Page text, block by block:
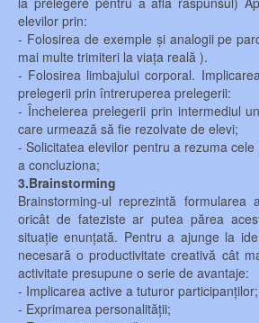
elevilor prin:
- Folosirea de exemple și analogii pe
mai multe trimiteri la viața reală ).
- Folosirea limbajului corporal.
prelegerii prin întreruperea prelegerii:
- Încheierea prelegerii prin intermediul
care urmează să fie rezolvate de elevi;
- Solicitatea elevilor pentru a rezuma
a concluziona;
3.Brainstorming
Brainstorming-ul reprezintă
oricât de fateziste ar putea părea
situație enunțată. Pentru a ajunge la
necesară o productivitate creativă cât
activitate presupune o serie de avantaje:
- Implicarea active a tuturor participanților;
- Exprimarea personalității;